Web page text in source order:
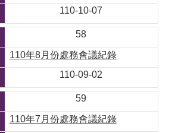
110-10-07
58
110年8月份處務會議紀錄
110-09-02
59
110年7月份處務會議紀錄